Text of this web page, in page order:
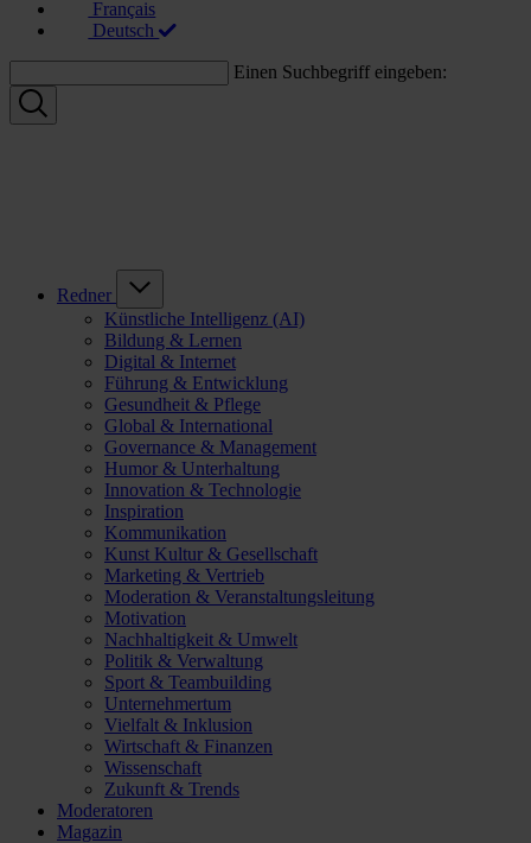
Français
Deutsch
Einen Suchbegriff eingeben:
Redner
Künstliche Intelligenz (AI)
Bildung & Lernen
Digital & Internet
Führung & Entwicklung
Gesundheit & Pflege
Global & International
Governance & Management
Humor & Unterhaltung
Innovation & Technologie
Inspiration
Kommunikation
Kunst Kultur & Gesellschaft
Marketing & Vertrieb
Moderation & Veranstaltungsleitung
Motivation
Nachhaltigkeit & Umwelt
Politik & Verwaltung
Sport & Teambuilding
Unternehmertum
Vielfalt & Inklusion
Wirtschaft & Finanzen
Wissenschaft
Zukunft & Trends
Moderatoren
Magazin